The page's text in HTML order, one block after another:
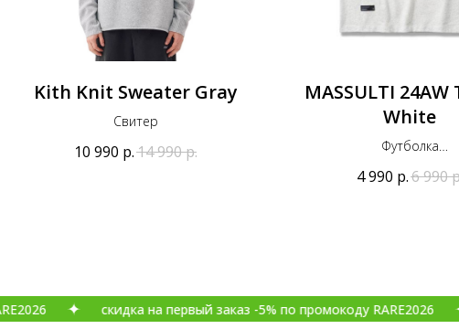
Kith Knit Sweater Gray
Свитер
10 990 р.14 990р.
MASSULTI
White
Футболка
4 990 р.6 990
скидка на первый заказ -5% по промокоду RARE2026